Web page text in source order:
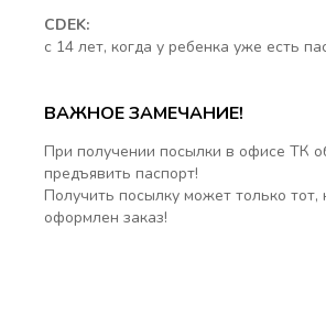
CDEK:
с 14 лет, когда у ребенка уже есть
ВАЖНОЕ ЗАМЕЧАНИЕ!
При получении посылки в офисе ТК
предъявить паспорт!
Получить посылку может только тот,
оформлен заказ!